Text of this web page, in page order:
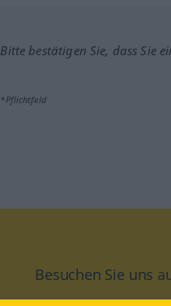
Bitte bestätigen Sie, dass Sie
*Pflichtfeld
Besuchen Sie uns